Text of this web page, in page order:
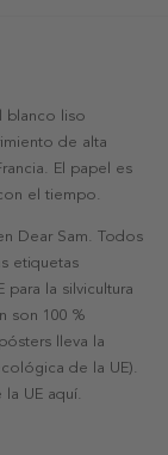
blanco liso
de alta
El papel es
el tiempo.
Dear Sam. Todos
etiquetas
la silvicultura
son 100 %
lleva la
de la UE).
UE aquí.